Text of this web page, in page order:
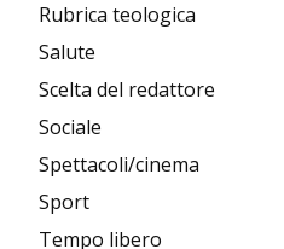
Rubrica teologica
Salute
Scelta del redattore
Sociale
Spettacoli/cinema
Sport
Tempo libero